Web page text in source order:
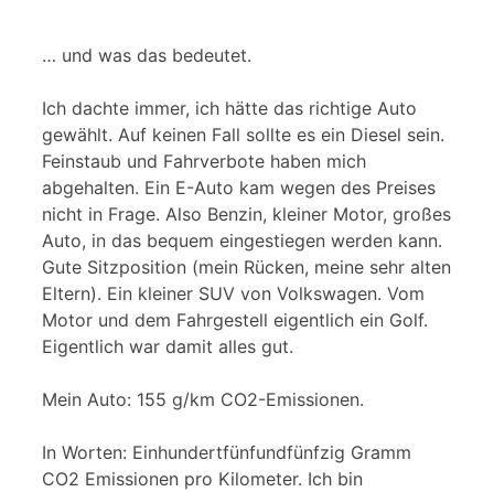
… und was das bedeutet.
Ich dachte immer, ich hätte das richtige Auto
gewählt. Auf keinen Fall sollte es ein Diesel sein.
Feinstaub und Fahrverbote haben mich
abgehalten. Ein E-Auto kam wegen des Preises
nicht in Frage. Also Benzin, kleiner Motor, großes
Auto, in das bequem eingestiegen werden kann.
Gute Sitzposition (mein Rücken, meine sehr alten
Eltern). Ein kleiner SUV von Volkswagen. Vom
Motor und dem Fahrgestell eigentlich ein Golf.
Eigentlich war damit alles gut.
Mein Auto: 155 g/km CO2-Emissionen.
In Worten: Einhundertfünfundfünfzig Gramm
CO2 Emissionen pro Kilometer. Ich bin